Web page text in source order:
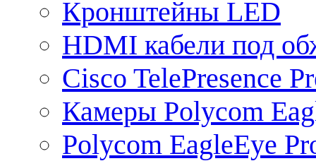
Кронштейны LED
HDMI кабели под
Cisco TelePresence
Камеры Polycom
Polycom EagleEye